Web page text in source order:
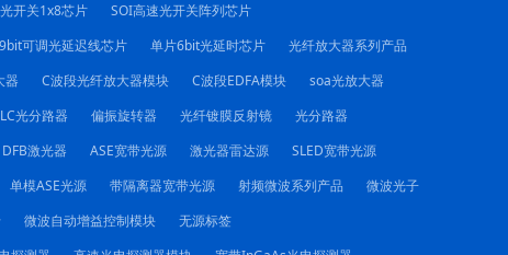
开关1x8芯片
SOI高速光开关阵列芯片
可调光延迟线芯片 单片6bit光延时芯片
光纤放大器系列产品
器 C波段光纤放大器模块 C波段EDFA模块
soa光放大器
光分路器 偏振旋转器 光纤镀膜反射镜
光分路器
DFB激光器 ASE宽带光源 激光器雷达源
SLED宽带光源
单模ASE光源 带隔离器宽带光源 射频微波系列产品
微波光子
微波自动增益控制模块
无源标签